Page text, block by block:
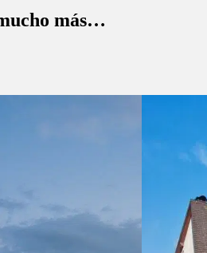
más…